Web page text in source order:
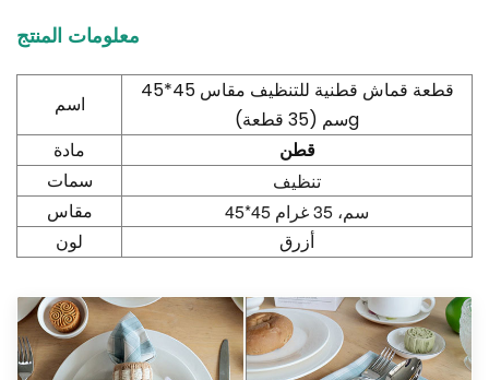
معلومات المنتج
اسم
قطعة قماش قطنية للتنظيف مقاس 45*45
سم (35 قطعة)g
مادة
قطن
سمات
تنظيف
مقاس
45*45 سم، 35 غرام
لون
أزرق